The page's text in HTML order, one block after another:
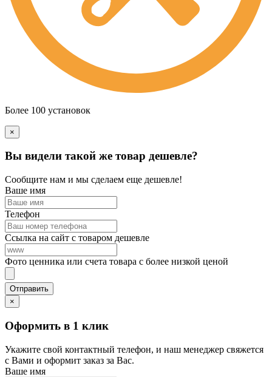
Более 100 установок
×
Вы видели такой же товар дешевле?
Сообщите нам и мы сделаем еще дешевле!
Ваше имя
Телефон
Ссылка на сайт с товаром дешевле
Фото ценника или счета товара с более низкой ценой
×
Оформить в 1 клик
Укажите свой контактный телефон, и наш менеджер свяжется
с Вами и оформит заказ за Вас.
Ваше имя